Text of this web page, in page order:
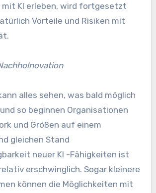
mit KI erleben, wird fortgesetzt
Vorteile und Risiken mit
alles sehen, was bald möglich
so beginnen Organisationen
und Größen auf einem
gleichen Stand
neuer KI -Fähigkeiten ist
erschwinglich. Sogar kleinere
können die Möglichkeiten mit